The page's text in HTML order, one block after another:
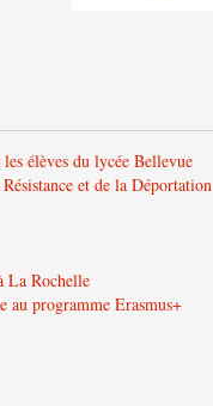
élèves du lycée Bellevue
et de la Déportation
La Rochelle
au programme Erasmus+